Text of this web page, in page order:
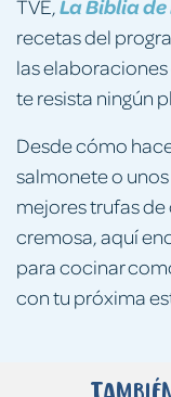
TVE,La Biblia
recetas del
las
te resista ningún
Desde cómo
salmonete o
mejores trufas
cremosa, aquí
para cocinar
con tu próxima